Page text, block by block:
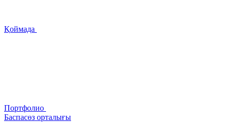
Қоймада
Портфолио
Баспасөз орталығы